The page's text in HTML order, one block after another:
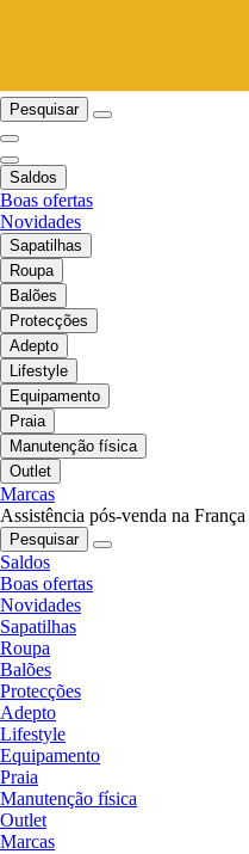
Pesquisar
Saldos
Boas ofertas
Novidades
Sapatilhas
Roupa
Balões
Protecções
Adepto
Lifestyle
Equipamento
Praia
Manutenção física
Outlet
Marcas
Assistência pós-venda na França
Pesquisar
Saldos
Boas ofertas
Novidades
Sapatilhas
Roupa
Balões
Protecções
Adepto
Lifestyle
Equipamento
Praia
Manutenção física
Outlet
Marcas